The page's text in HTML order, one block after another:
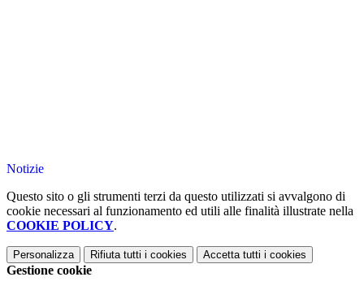
Notizie
Questo sito o gli strumenti terzi da questo utilizzati si avvalgono di
cookie necessari al funzionamento ed utili alle finalità illustrate nella
COOKIE POLICY.
Personalizza Rifiuta tutti i cookies Accetta tutti i cookies
Gestione cookie